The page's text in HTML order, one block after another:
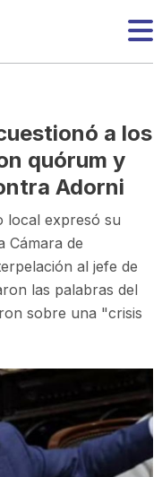
a los
quórum y
Adorni
local expresó su
Cámara de
al jefe de
las palabras del
sobre una "crisis